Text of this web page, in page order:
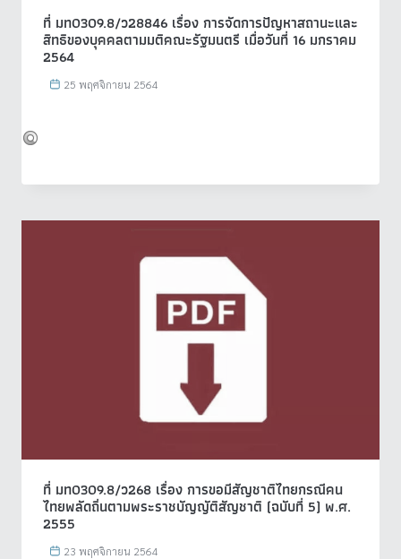
ที่ มท0309.8/ว28846 เรื่อง การจัดการปัญหาสถานะและ
สิทธิของบุคคลตามมติคณะรัฐมนตรี เมื่อวันที่ 16 มกราคม
2564
25 พฤศจิกายน 2564
ที่ มท0309.8/ว268 เรื่อง การขอมีสัญชาติไทยกรณีคน
ไทยพลัดถิ่นตามพระราชบัญญัติสัญชาติ (ฉบับที่ 5) พ.ศ.
2555
23 พฤศจิกายน 2564